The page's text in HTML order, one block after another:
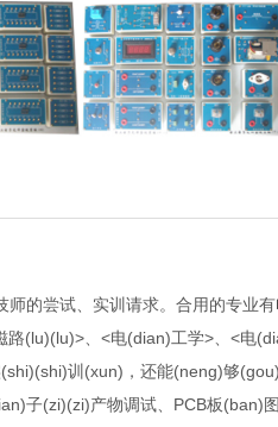
师的尝试、实训请求。合用的专业有
路(lu)(lu)>、<电(dian)工学>、<电
训(xun)，还能(neng)够
子(zi)(zi)产物调试、PCB板(ban)